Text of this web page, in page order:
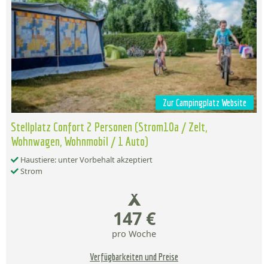
Zur Campingplatz Website
Stellplatz Confort 2 Personen (Strom10a / Zelt,
Wohnwagen, Wohnmobil / 1 Auto)
Haustiere: unter Vorbehalt akzeptiert
Strom
147 €
pro Woche
Verfügbarkeiten und Preise